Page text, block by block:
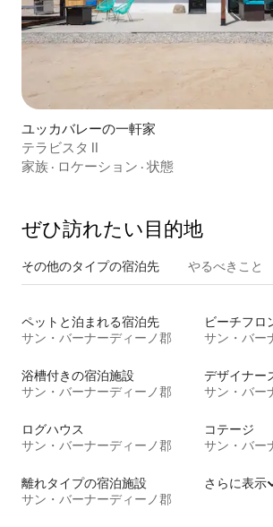
ユッカバレーの一軒家
テラビスタ II
家族 · ロケーション · 状態
ぜひ訪⁠れ⁠た⁠い目⁠的⁠地
その他のタ⁠イ⁠プ⁠の宿⁠泊⁠先 やるべきこと
ペットと泊まれる宿泊先
サン・バーナーディーノ郡
ビーチフロ
サン・バー
浴槽付きの宿泊施設
サン・バーナーディーノ郡
デザイナー
サン・バー
ログハウス
サン・バーナーディーノ郡
コテージ
サン・バー
離れタイプの宿泊施設
サン・バーナーディーノ郡
さらに表示